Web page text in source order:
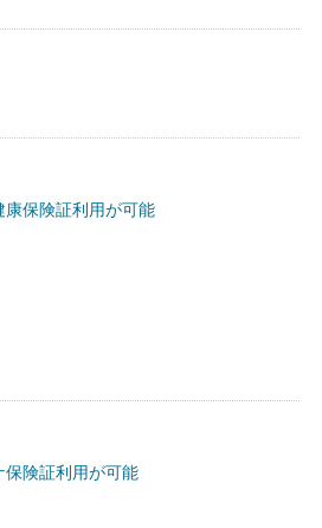
保険証利用が可能
保険証利用が可能